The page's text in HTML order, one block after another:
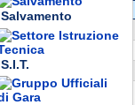
Salvamento
S.I.T.